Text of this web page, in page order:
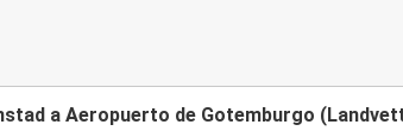
a Aeropuerto de Gotemburgo